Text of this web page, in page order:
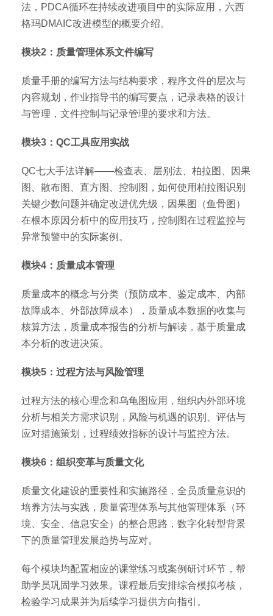
法，PDCA循环在持续改进项目中的实际应用，六西
格玛DMAIC改进模型的概要介绍。
模块2：质量管理体系文件编写
质量手册的编写方法与结构要求，程序文件的层次与
内容规划，作业指导书的编写要点，记录表格的设计
与管理，文件控制与记录管理的要求和方法。
模块3：QC工具应用实战
QC七大手法详解——检查表、层别法、柏拉图、因果
图、散布图、直方图、控制图，如何使用柏拉图识别
关键少数问题并确定改进优先级，因果图（鱼骨图）
在根本原因分析中的应用技巧，控制图在过程监控与
异常预警中的实际案例。
模块4：质量成本管理
质量成本的概念与分类（预防成本、鉴定成本、内部
故障成本、外部故障成本），质量成本数据的收集与
核算方法，质量成本报告的分析与解读，基于质量成
本分析的改进决策。
模块5：过程方法与风险管理
过程方法的核心理念和乌龟图应用，组织内外部环境
分析与相关方需求识别，风险与机遇的识别、评估与
应对措施策划，过程绩效指标的设计与监控方法。
模块6：组织变革与质量文化
质量文化建设的重要性和实施路径，全员质量意识的
培养方法与实践，质量管理体系与其他管理体系（环
境、安全、信息安全）的整合思路，数字化转型背景
下的质量管理发展趋势与应对。
每个模块均配置相应的课堂练习或案例研讨环节，帮
助学员巩固学习效果。课程最后安排综合模拟考核，
检验学习成果并为后续学习提供方向指引。